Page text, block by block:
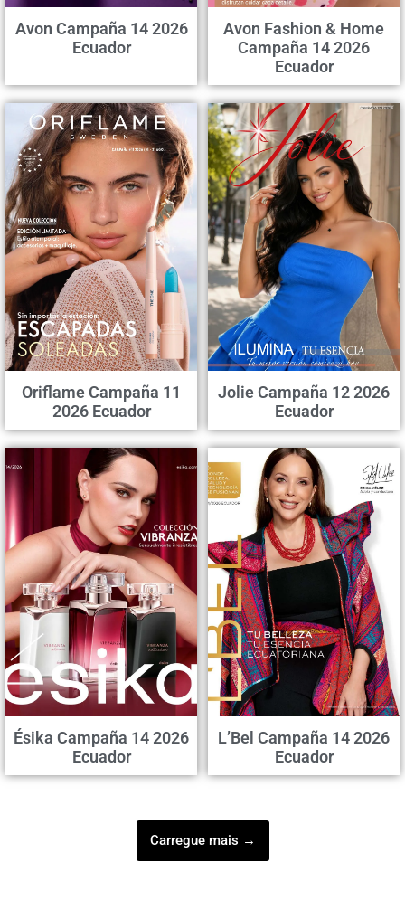
Avon Campaña 14 2026
Ecuador
Avon Fashion & Home
Campaña 14 2026
Ecuador
Oriflame Campaña 11
2026 Ecuador
Jolie Campaña 12 2026
Ecuador
Ésika Campaña 14 2026
Ecuador
L’Bel Campaña 14 2026
Ecuador
Carregue mais →